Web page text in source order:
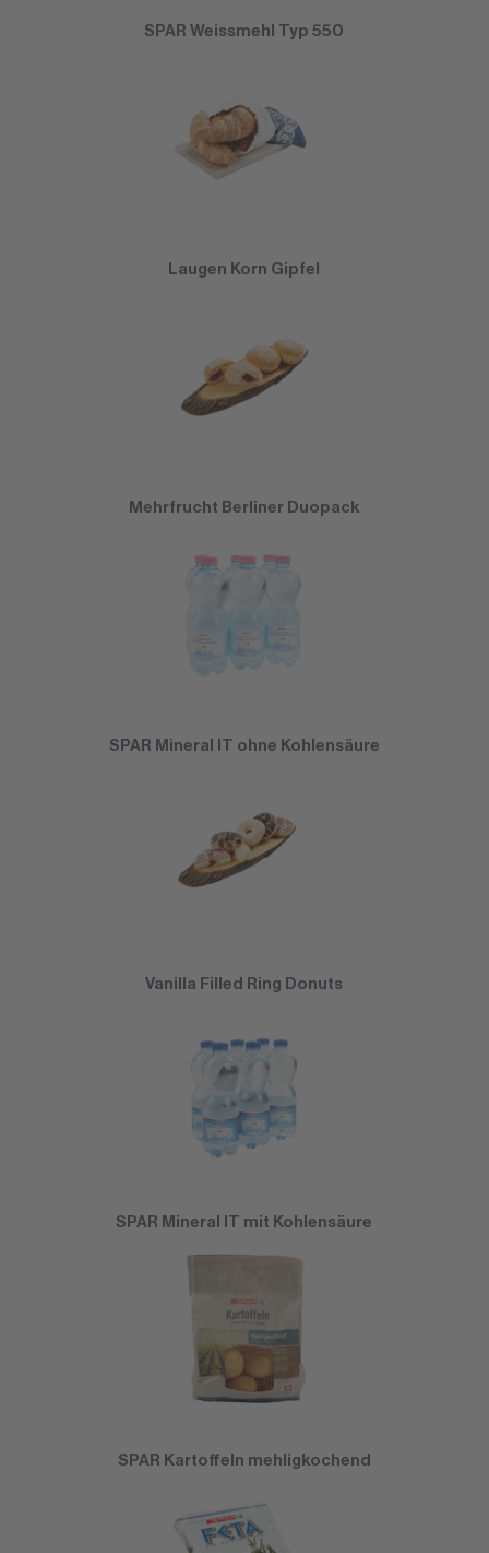
SPAR Weissmehl Typ 550
Laugen Korn Gipfel
Mehrfrucht Berliner Duopack
SPAR Mineral IT ohne Kohlensäure
Vanilla Filled Ring Donuts
SPAR Mineral IT mit Kohlensäure
SPAR Kartoffeln mehligkochend